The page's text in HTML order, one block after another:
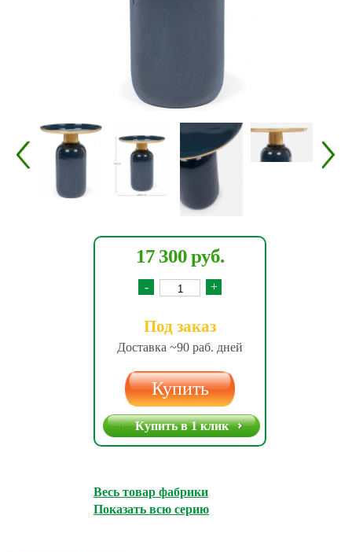
17 300 руб.
- +
Под заказ
Доставка ~90 раб. дней
Купить
Купить в 1 клик
Весь товар фабрики
Показать всю серию